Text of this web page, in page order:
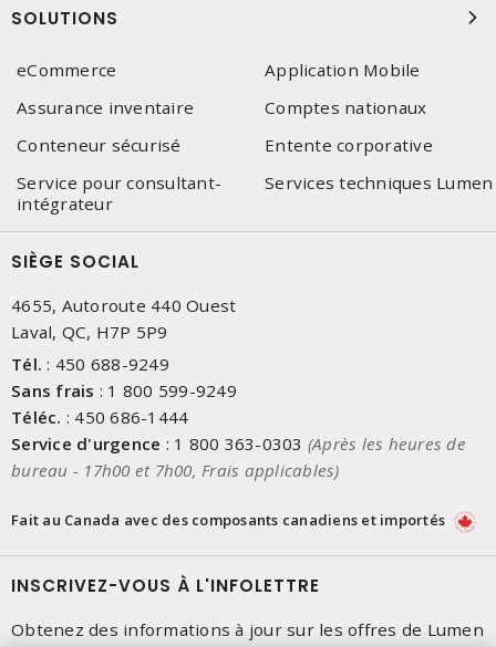
SOLUTIONS
eCommerce
Application Mobile
Assurance inventaire
Comptes nationaux
Conteneur sécurisé
Entente corporative
Service pour consultant-
intégrateur
Services techniques Lumen
SIÈGE SOCIAL
4655, Autoroute 440 Ouest
Laval, QC, H7P 5P9
Tél. : 450 688-9249
Sans frais : 1 800 599-9249
Téléc. : 450 686-1444
Service d'urgence : 1 800 363-0303 (Après les heures de
bureau - 17h00 et 7h00, Frais applicables)
Fait au Canada avec des composants canadiens et importés
INSCRIVEZ-VOUS À L'INFOLETTRE
Obtenez des informations à jour sur les offres de Lumen